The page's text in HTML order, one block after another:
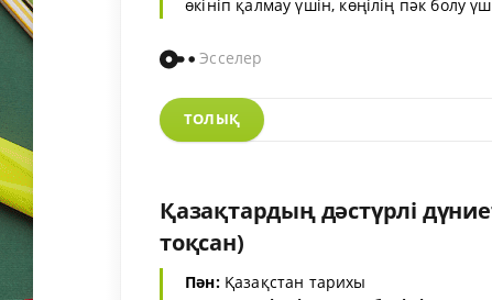
өкініп қалмау үшін, көңілің пәк болу
Эсселер
ТОЛЫҚ
Қазақтардың дәстүрлі
тоқсан)
Пән: Қазақстан тарихы